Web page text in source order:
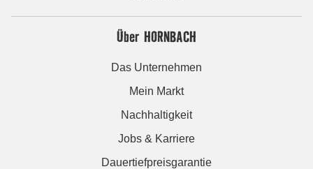
Über HORNBACH
Das Unternehmen
Mein Markt
Nachhaltigkeit
Jobs & Karriere
Dauertiefpreisgarantie